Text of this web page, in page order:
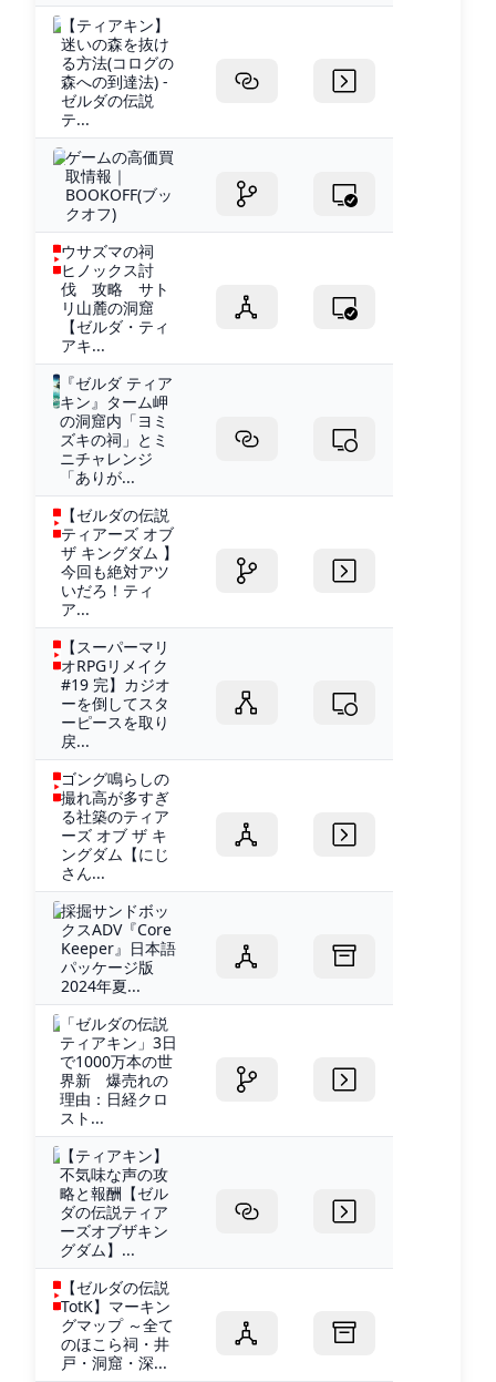
【ティアキン】
迷いの森を抜け
る方法(コログの
森への到達法) -
ゼルダの伝説
テ...
ゲームの高価買
取情報｜
BOOKOFF(ブッ
クオフ)
ウサズマの祠
ヒノックス討
伐 攻略 サト
リ山麓の洞窟
【ゼルダ・ティ
アキ...
『ゼルダ ティア
キン』ターム岬
の洞窟内「ヨミ
ズキの祠」とミ
ニチャレンジ
「ありが...
【ゼルダの伝説
ティアーズ オブ
ザ キングダム 】
今回も絶対アツ
いだろ！ティ
ア...
【スーパーマリ
オRPGリメイク
#19 完】カジオ
ーを倒してスタ
ーピースを取り
戻...
ゴング鳴らしの
撮れ高が多すぎ
る社築のティア
ーズ オブ ザ キ
ングダム【にじ
さん...
採掘サンドボッ
クスADV『Core
Keeper』日本語
パッケージ版
2024年夏...
「ゼルダの伝説
ティアキン」3日
で1000万本の世
界新 爆売れの
理由：日経クロ
スト...
【ティアキン】
不気味な声の攻
略と報酬【ゼル
ダの伝説ティア
ーズオブザキン
グダム】...
【ゼルダの伝説
TotK】マーキン
グマップ ～全て
のほこら祠・井
戸・洞窟・深...